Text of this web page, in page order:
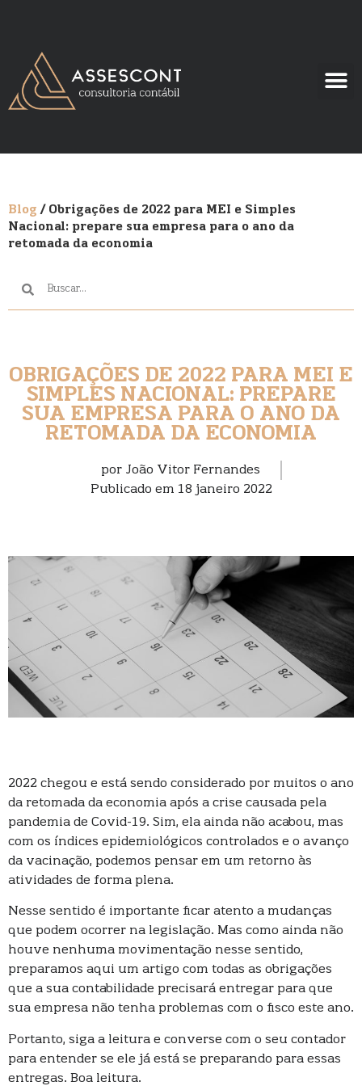
Blog/ Obrigações de 2022 para MEI e Simples
Nacional: prepare sua empresa para o ano da
retomada da economia
OBRIGAÇÕES DE 2022 PARA MEI E
SIMPLES NACIONAL: PREPARE
SUA EMPRESA PARA O ANO DA
RETOMADA DA ECONOMIA
por João Vitor Fernandes
Publicado em 18 janeiro 2022
2022 chegou e está sendo considerado por muitos o ano
da retomada da economia após a crise causada pela
pandemia de Covid-19. Sim, ela ainda não acabou, mas
com os índices epidemiológicos controlados e o avanço
da vacinação, podemos pensar em um retorno às
atividades de forma plena.
Nesse sentido é importante ficar atento a mudanças
que podem ocorrer na legislação. Mas como ainda não
houve nenhuma movimentação nesse sentido,
preparamos aqui um artigo com todas as obrigações
que a sua contabilidade precisará entregar para que
sua empresa não tenha problemas com o fisco este ano.
Portanto, siga a leitura e converse com o seu contador
para entender se ele já está se preparando para essas
entregas. Boa leitura.